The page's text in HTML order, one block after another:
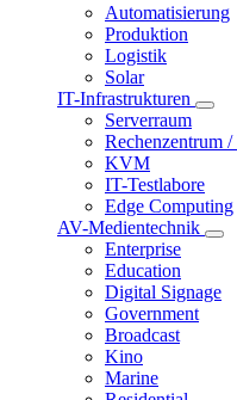
Automatisierung
Produktion
Logistik
Solar
IT-Infrastrukturen
Serverraum
Rechenzentrum /
KVM
IT-Testlabore
Edge Computing
AV-Medientechnik
Enterprise
Education
Digital Signage
Government
Broadcast
Kino
Marine